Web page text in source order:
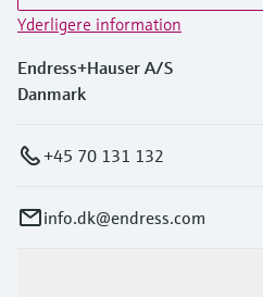
Yderligere information
Endress+Hauser A/S
Danmark
+45 70 131 132
info.dk@endress.com